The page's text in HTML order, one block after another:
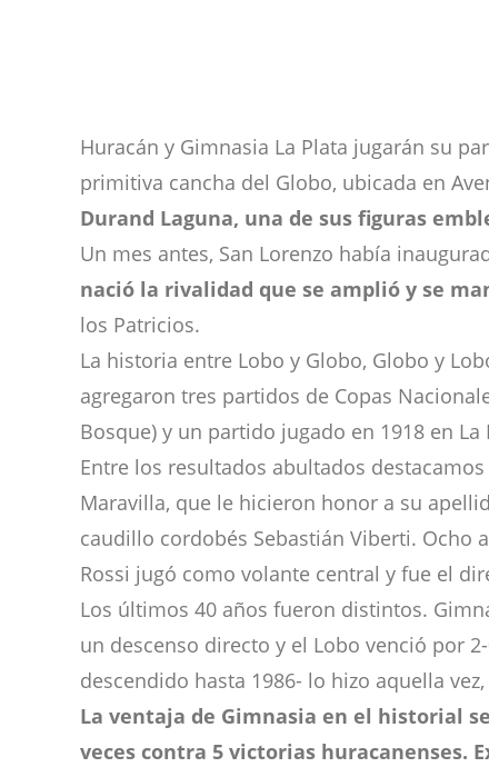
Huracán y Gimnasia La Plata jugarán su
primitiva cancha del Globo, ubicada en
Durand Laguna, una de sus figuras
Un mes antes, San Lorenzo había
nació la rivalidad que se amplió y se
los Patricios.
La historia entre Lobo y Globo, Globo y
agregaron tres partidos de Copas
Bosque) y un partido jugado en 1918 en
Entre los resultados abultados
Maravilla, que le hicieron honor a su
caudillo cordobés Sebastián Viberti. Ocho
Rossi jugó como volante central y fue el
Los últimos 40 años fueron distintos.
un descenso directo y el Lobo venció por
descendido hasta 1986- lo hizo aquella
La ventaja de Gimnasia en el historial
veces contra 5 victorias huracanenses.